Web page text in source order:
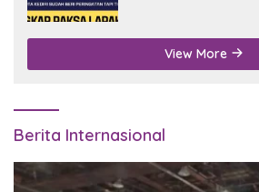
View More
Berita Internasional